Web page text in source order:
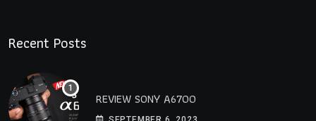
Recent Posts
REVIEW SONY A6700